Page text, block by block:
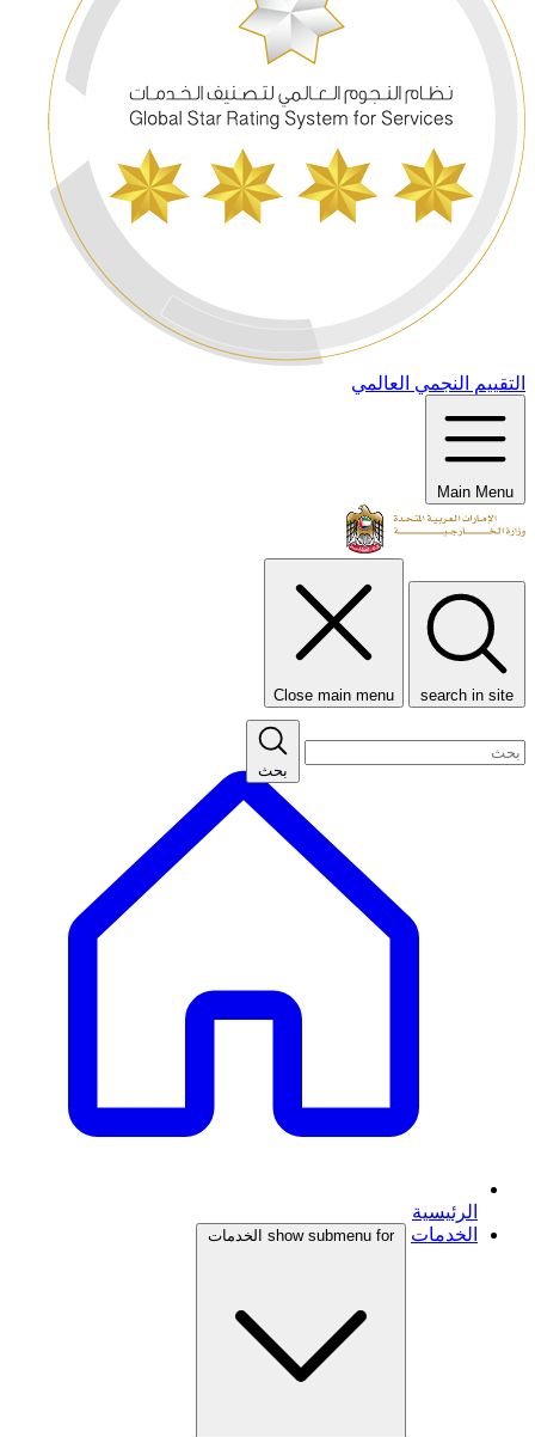
التقييم النجمي العالمي
Main Menu
search in site
Close main menu
بحث
الرئيسية
الخدمات
show submenu for الخدمات